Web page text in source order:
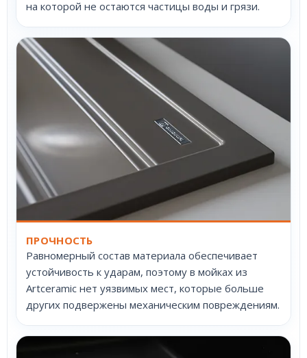
на которой не остаются частицы воды и грязи.
ПРОЧНОСТЬ
Равномерный состав материала обеспечивает
устойчивость к ударам, поэтому в мойках из
Artceramic нет уязвимых мест, которые больше
других подвержены механическим повреждениям.